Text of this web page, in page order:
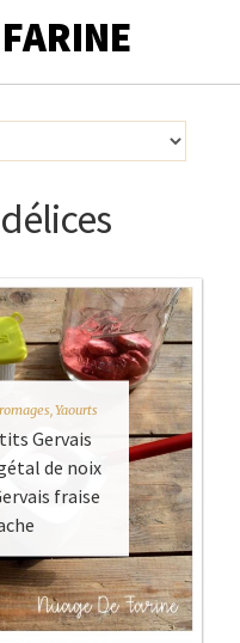
Yaourts
Gervais
de noix
fraise